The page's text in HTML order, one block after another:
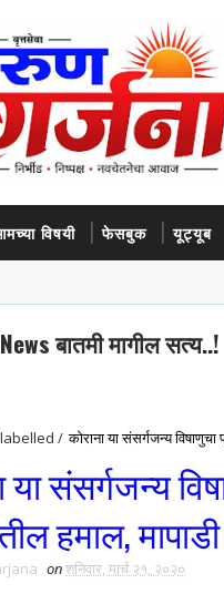
विषयी फेसबुक यूट्यूब
बातमी मागील सत्य..!
/ कोराना या संसर्गजन्य
या संसर्गजन्य
हमाल,
onशनिवार, मार्च २१, २०२०